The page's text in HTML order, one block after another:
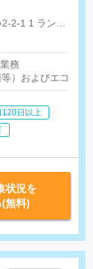
務
）およびエコー（
120日以上
状況を
無料)